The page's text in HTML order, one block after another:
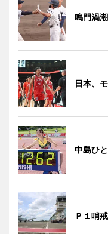
鳴門渦
日本、
中島ひ
Ｐ１哨